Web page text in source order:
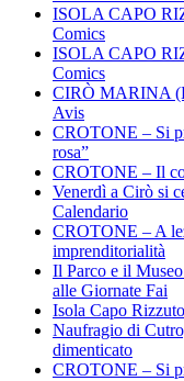
ISOLA CAPO
Comics
ISOLA CAPO
Comics
CIRÒ MARINA
Avis
CROTONE – Si
rosa”
CROTONE – Il
Venerdì a Cirò si
Calendario
CROTONE – A
imprenditorialità
Il Parco e il
alle Giornate Fai
Isola Capo
Naufragio di
dimenticato
CROTONE – Si